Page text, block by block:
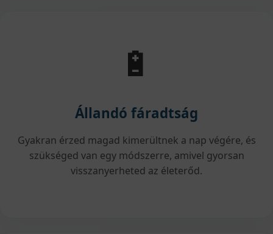
🔋
Állandó fáradtság
Gyakran érzed magad kimerültnek a nap végére, és
szükséged van egy módszerre, amivel gyorsan
visszanyerheted az életerőd.